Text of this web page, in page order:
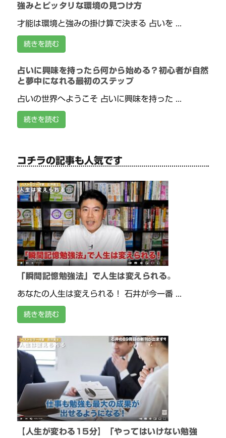
強みとピッタリな環境の見つけ方
才能は環境と強みの掛け算で決まる 占いを ...
続きを読む
占いに興味を持ったら何から始める？初心者が自然
と夢中になれる最初のステップ
占いの世界へようこそ 占いに興味を持った ...
続きを読む
コチラの記事も人気です
「瞬間記憶勉強法」で人生は変えられる。
あなたの人生は変えられる！ 石井が今一番 ...
続きを読む
【人生が変わる15分】「やってはいけない勉強